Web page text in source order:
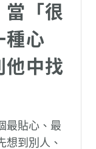
當「很
種心
他中找
最貼心、最
想到別人、